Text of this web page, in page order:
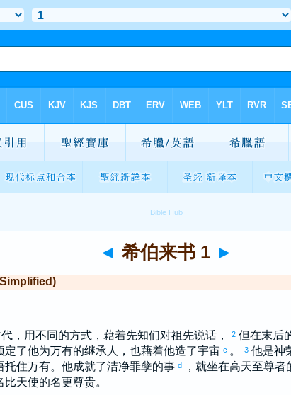
◄ 希伯来书 1 ►
，用不同的方式，藉着先知们对祖先说话， 2 但在末后
定了他为万有的继承人，也藉着他造了宇宙 c 。 3 他是神
托住万有。他成就了洁净罪孽的事 d ，就坐在高天至尊者
天使的名更尊贵。